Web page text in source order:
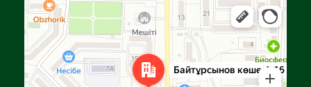
Улица Байтурсынова, 16 — Яндекс Карты